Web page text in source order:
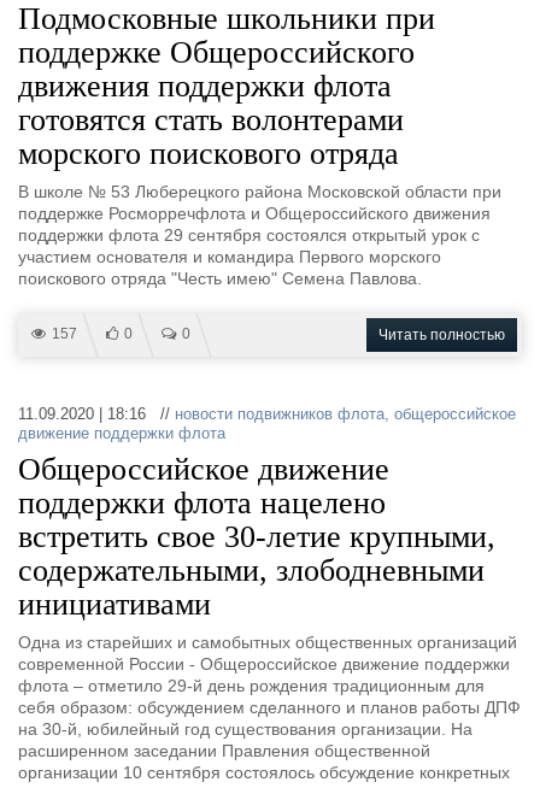
Подмосковные школьники при
поддержке Общероссийского
движения поддержки флота
готовятся стать волонтерами
морского поискового отряда
В школе № 53 Люберецкого района Московской области при
поддержке Росморречфлота и Общероссийского движения
поддержки флота 29 сентября состоялся открытый урок с
участием основателя и командира Первого морского
поискового отряда "Честь имею" Семена Павлова.
157 0 0 Читать полностью
11.09.2020 | 18:16 // новости подвижников флота, общероссийское
движение поддержки флота
Общероссийское движение
поддержки флота нацелено
встретить свое 30-летие крупными,
содержательными, злободневными
инициативами
Одна из старейших и самобытных общественных организаций
современной России - Общероссийское движение поддержки
флота – отметило 29-й день рождения традиционным для
себя образом: обсуждением сделанного и планов работы ДПФ
на 30-й, юбилейный год существования организации. На
расширенном заседании Правления общественной
организации 10 сентября состоялось обсуждение конкретных